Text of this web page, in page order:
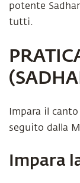
potente
tutti.
Impara il canto
seguito dalla
Impara